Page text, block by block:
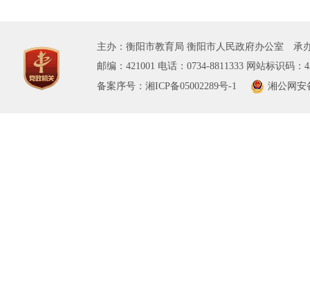
主办：衡阳市教育局 衡阳市人民政府办公室 承
邮编：421001 电话：0734-8811333 网站标识码：
备案序号：湘ICP备05002289号-1
湘公网安